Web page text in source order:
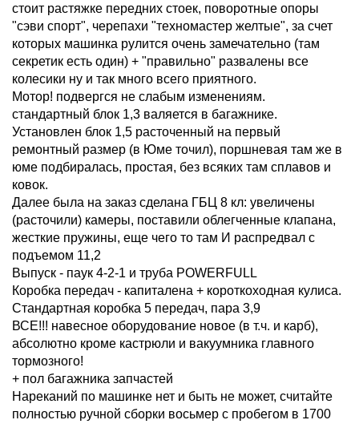
стоит растяжке передних стоек, поворотные опоры
"сэви спорт", черепахи "техномастер желтые", за счет
которых машинка рулится очень замечательно (там
секретик есть один) + "правильно" развалены все
колесики ну и так много всего приятного.
Мотор! подвергся не слабым изменениям.
стандартный блок 1,3 валяется в багажнике.
Установлен блок 1,5 расточенный на первый
ремонтный размер (в Юме точил), поршневая там же в
юме подбиралась, простая, без всяких там сплавов и
ковок.
Далее была на заказ сделана ГБЦ 8 кл: увеличены
(расточили) камеры, поставили облегченные клапана,
жесткие пружины, еще чего то там И распредвал с
подъемом 11,2
Выпуск - паук 4-2-1 и труба POWERFULL
Коробка передач - капиталена + короткоходная кулиса.
Стандартная коробка 5 передач, пара 3,9
ВСЕ!!! навесное оборудование новое (в т.ч. и карб),
абсолютно кроме кастрюли и вакуумника главного
тормозного!
+ пол багажника запчастей
Нареканий по машинке нет и быть не может, считайте
полностью ручной сборки восьмер с пробегом в 1700